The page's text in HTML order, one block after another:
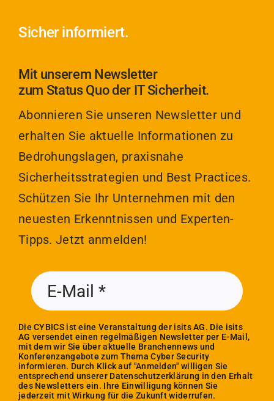
Sicher informiert.
Mit unserem Newsletter
zum Status Quo der IT Sicherheit.
Abonnieren Sie unseren Newsletter und
erhalten Sie aktuelle Informationen zu
Bedrohungslagen, praxisnahe
Sicherheitsstrategien und Best Practices.
Schützen Sie Ihr Unternehmen mit den
neuesten Erkenntnissen und Experten-
Tipps. Jetzt anmelden!
Die CYBICS ist eine Veranstaltung der isits AG. Die isits
AG versendet einen regelmäßigen Newsletter per E-Mail,
mit dem wir Sie über aktuelle Branchennews und
Konferenzangebote zum Thema Cyber Security
informieren. Durch Klick auf "Anmelden" willigen Sie
entsprechend unserer Datenschutzerklärung in den Erhalt
des Newsletters ein. Ihre Einwilligung können Sie
jederzeit mit Wirkung für die Zukunft widerrufen.